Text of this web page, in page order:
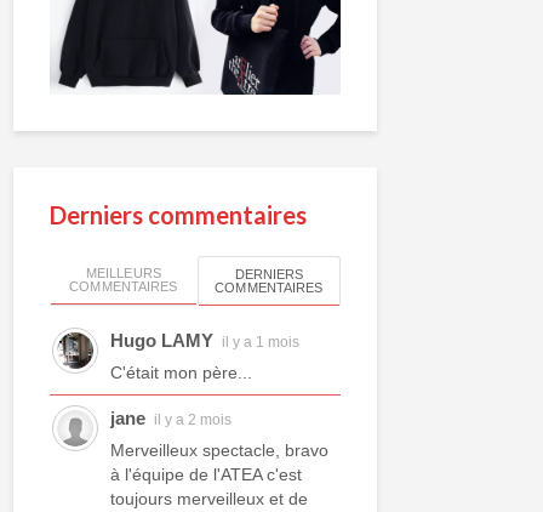
Derniers commentaires
MEILLEURS
COMMENTAIRES
DERNIERS
COMMENTAIRES
Hugo LAMY il y a 1 mois
C'était mon père...
jane il y a 2 mois
Merveilleux spectacle, bravo
à l'équipe de l'ATEA c'est
toujours merveilleux et de